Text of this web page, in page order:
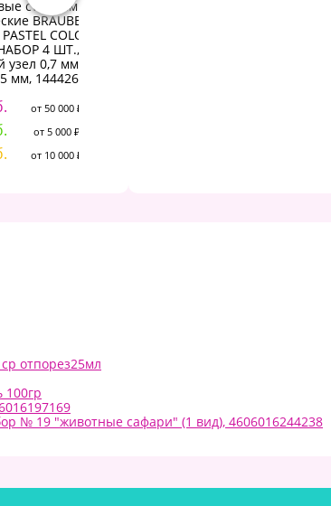
стираемые
BRAUBERG
COLOR",
4 ШТ.,
0,7 мм,
мм, 144426
от 50 000 ₽
от 5 000 ₽
от 10 000 ₽
отпорез25мл
№ 19 "животные сафари" (1 вид), 4606016244238